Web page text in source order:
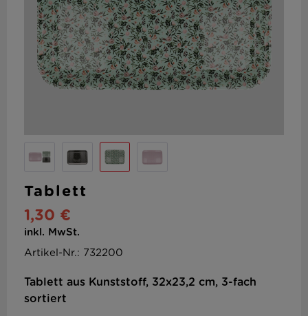
Tablett
1,30 €
inkl. MwSt.
Artikel-Nr.: 732200
Tablett aus Kunststoff, 32x23,2 cm, 3-fach
sortiert